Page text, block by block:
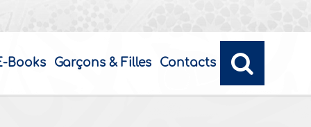
Books Garçons & Filles Contacts